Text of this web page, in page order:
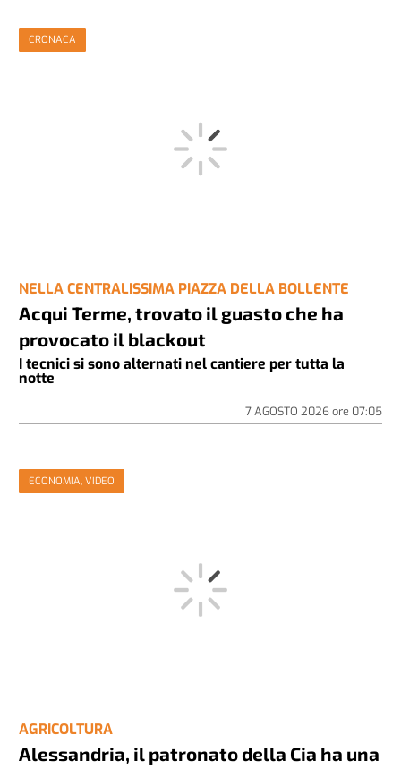
CRONACA
NELLA CENTRALISSIMA PIAZZA DELLA BOLLENTE
Acqui Terme, trovato il guasto che ha
provocato il blackout
I tecnici si sono alternati nel cantiere per tutta la
notte
7 AGOSTO 2026ore 07:05
ECONOMIA, VIDEO
AGRICOLTURA
Alessandria, il patronato della Cia ha una